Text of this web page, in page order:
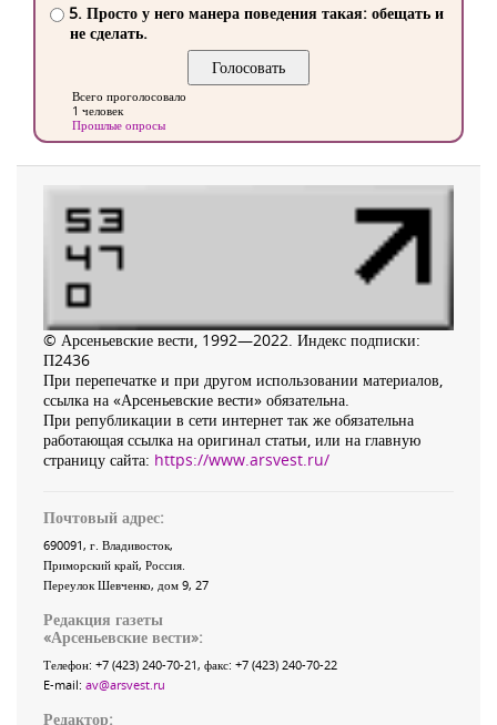
5. Просто у него манера поведения такая: обещать и
не сделать.
Всего проголосовало
1 человек
Прошлые опросы
© Арсеньевские вести, 1992—2022. Индекс подписки:
П2436
При перепечатке и при другом использовании материалов,
ссылка на «Арсеньевские вести» обязательна.
При републикации в сети интернет так же обязательна
работающая ссылка на оригинал статьи, или на главную
страницу сайта: https://www.arsvest.ru/
Почтовый адрес:
690091, г. Владивосток,
Приморский край, Россия
Переулок Шевченко, дом 9, 27
Редакция газеты
«Арсеньевские вести»:
Телефон: +7 (423) 240-70-21, факс: +7 (423) 240-70-22
E-mail: av@arsvest.ru
Редактор: